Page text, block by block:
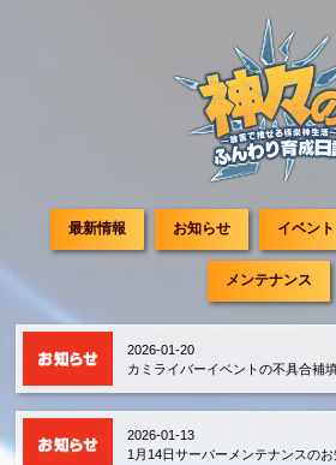
最新情報 お知らせ イベント
メンテナンス
2026-01-20
カミライバーイベントの不具合補
2026-01-13
1月14日サーバーメンテナンスの